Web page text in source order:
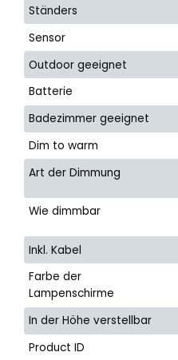
Ständers
Sensor
Outdoor geeignet
Batterie
Badezimmer geeignet
Dim to warm
Art der Dimmung
Wie dimmbar
Inkl. Kabel
Farbe der
Lampenschirme
In der Höhe verstellbar
Product ID